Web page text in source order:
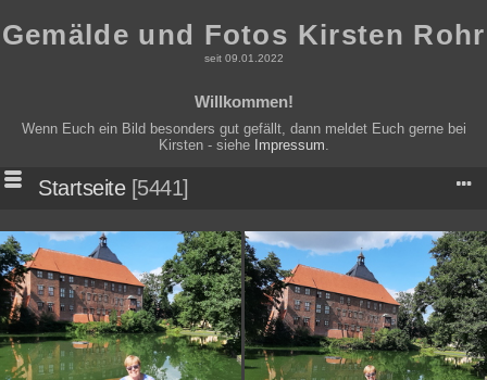
Gemälde und Fotos Kirsten Rohr
seit 09.01.2022
Willkommen!
Wenn Euch ein Bild besonders gut gefällt, dann meldet Euch gerne bei
Kirsten - siehe Impressum
Startseite 5441